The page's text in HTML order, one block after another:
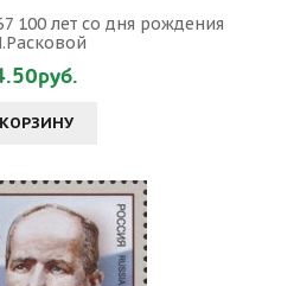
100 лет со дня рождения